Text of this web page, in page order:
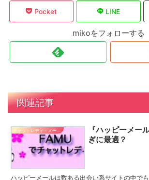
Pocket LINE
mikoをフォローする
関連記事
チャットレディ・メールレディ系バイト
『ハッピーメー
ぎに最適？
ハッピーメールは数ある出会い系サイトの中で